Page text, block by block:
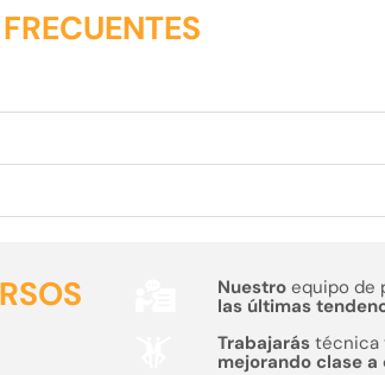
Nuestro equipo de
las últimas
Trabajarás técnica
mejorando clase a